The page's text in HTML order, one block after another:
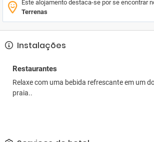
Este alojamento destaca-se por se encontrar
Terrenas
Instalações
Restaurantes
Relaxe com uma bebida refrescante em um
praia..